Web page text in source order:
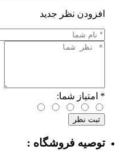
افزودن نظر جدید
* امتیاز شما:
توصیه فروشگاه :